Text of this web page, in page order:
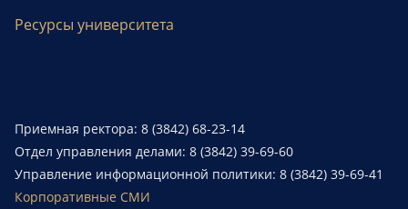
Ресурсы университета
Приемная ректора: 8 (3842) 68-23-14
Отдел управления делами: 8 (3842) 39-69-60
Управление информационной политики: 8 (3842) 39-69-41
Корпоративные СМИ